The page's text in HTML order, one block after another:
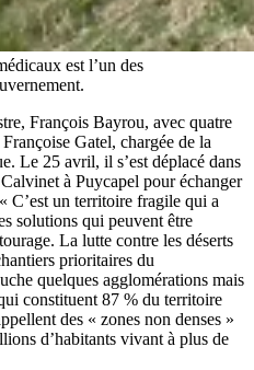
est l’un des
François Bayrou, avec quatre
Gatel, chargée de la
Le 25 avril, il s’est déplacé dans
à Puycapel pour échanger
C’est un territoire fragile qui a
solutions qui peuvent être
La lutte contre les déserts
prioritaires du
quelques agglomérations mais
constituent 87 % du territoire
des « zones non denses »
d’habitants vivant à plus de